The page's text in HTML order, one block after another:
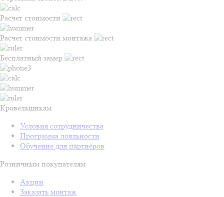
Расчет стоимости
Расчет стоимости монтажа
Бесплатный замер
Кровельщикам
Условия сотрудничества
Программа лояльности
Обучение для партнёров
Розничным покупателям
Акции
Заказать монтаж